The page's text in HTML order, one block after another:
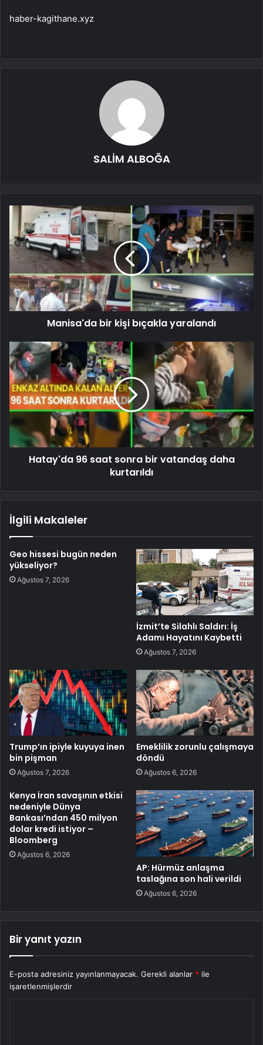
haber-kagithane.xyz
SALİM ALBOĞA
Manisa'da bir kişi bıçakla yaralandı
Hatay'da 96 saat sonra bir vatandaş daha
kurtarıldı
İlgili Makaleler
Geo hissesi bugün neden
yükseliyor?
Ağustos 7, 2026
İzmit’te Silahlı Saldırı: İş
Adamı Hayatını Kaybetti
Ağustos 7, 2026
Trump’ın ipiyle kuyuya inen
bin pişman
Ağustos 7, 2026
Emeklilik zorunlu çalışmaya
döndü
Ağustos 6, 2026
Kenya İran savaşının etkisi
nedeniyle Dünya
Bankası’ndan 450 milyon
dolar kredi istiyor –
Bloomberg
Ağustos 6, 2026
AP: Hürmüz anlaşma
taslağına son hali verildi
Ağustos 6, 2026
Bir yanıt yazın
E-posta adresiniz yayınlanmayacak. Gerekli alanlar * ile
işaretlenmişlerdir